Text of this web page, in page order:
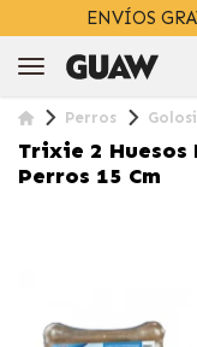
ENVÍOS
Perros
Trixie 2 Huesos
Perros 15 Cm